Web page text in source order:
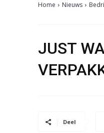
Home Nieuws
JUST
Deel